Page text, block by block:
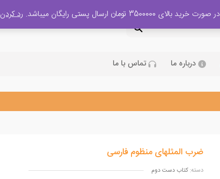
درباره ما تماس با ما
ضرب المثلهای منظوم فارسی
دسته: کتاب دست دوم
در صورت خرید بالای 3500000 تومان ارسال پستی رایگان میباشد. رد کردن